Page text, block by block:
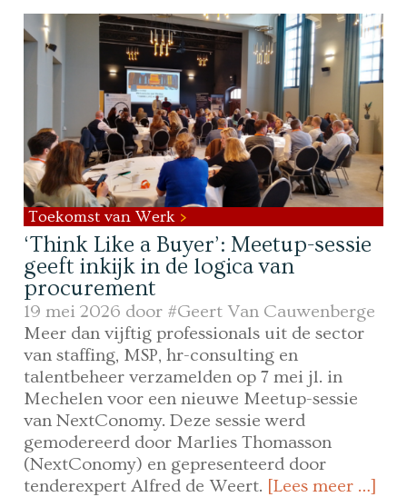
Toekomst van Werk
‘Think Like a Buyer’: Meetup-sessie
geeft inkijk in de logica van
procurement
19 mei 2026 door #Geert Van Cauwenberge
Meer dan vijftig professionals uit de sector
van staffing, MSP, hr-consulting en
talentbeheer verzamelden op 7 mei jl. in
Mechelen voor een nieuwe Meetup-sessie
van NextConomy. Deze sessie werd
gemodereerd door Marlies Thomasson
(NextConomy) en gepresenteerd door
tenderexpert Alfred de Weert. [Lees meer …]